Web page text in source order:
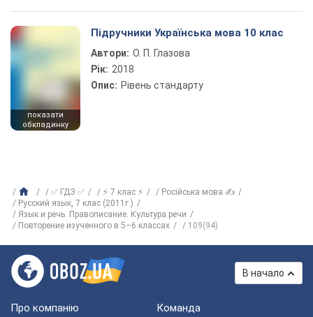
показати
обкладинку
Підручники Українська мова 10 клас
Автори: О. П. Глазова
Рік: 2018
Опис: Рівень стандарту
✅ ГДЗ ✅ ⚡ 7 клас ⚡
Російська мова ✍
Русский язык, 7 клас (2011г.)
Язык и речь. Правописание. Культура речи
Повторение изученного в 5–6 классах
109(94)
В начало
Про компанію Команда